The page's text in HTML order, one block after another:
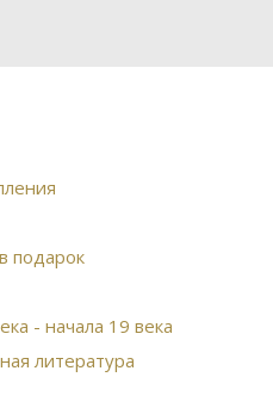
подарок
- начала 19 века
литература